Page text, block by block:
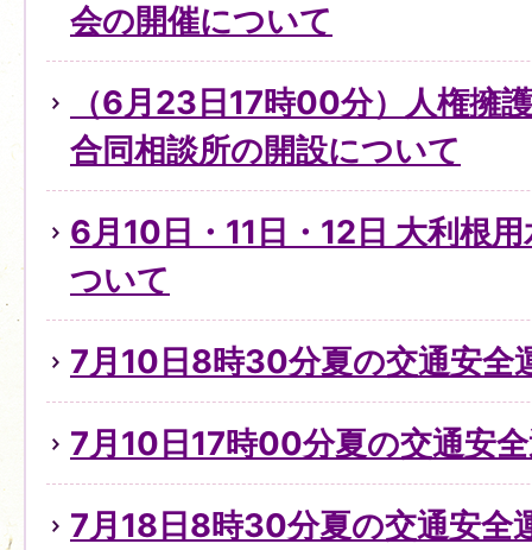
会の開催について
（6月23日17時00分）人権擁
合同相談所の開設について
6月10日・11日・12日 大利根
ついて
7月10日8時30分夏の交通安全
7月10日17時00分夏の交通安
7月18日8時30分夏の交通安全